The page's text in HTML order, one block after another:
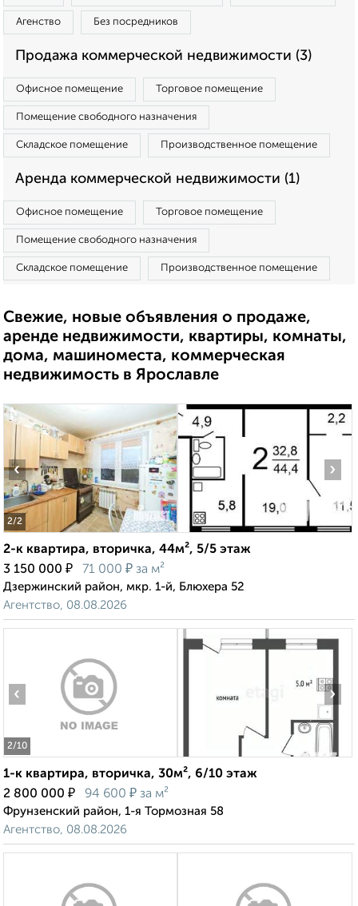
Агенство Без посредников
Продажа коммерческой недвижимости (3)
Офисное помещение Торговое помещение
Помещение свободного назначения
Складское помещение Производственное помещение
Аренда коммерческой недвижимости (1)
Офисное помещение Торговое помещение
Помещение свободного назначения
Складское помещение Производственное помещение
Свежие, новые объявления о продаже,
аренде недвижимости, квартиры, комнаты,
дома, машиноместа, коммерческая
недвижимость в Ярославле
2/2
‹ ›
2-к квартира, вторичка, 44м², 5/5 этаж
3 150 000 ₽ 71 000 ₽ за м²
Дзержинский район, мкр. 1-й, Блюхера 52
Агентство, 08.08.2026
2/10
‹ ›
1-к квартира, вторичка, 30м², 6/10 этаж
2 800 000 ₽ 94 600 ₽ за м²
Фрунзенский район, 1-я Тормозная 58
Агентство, 08.08.2026